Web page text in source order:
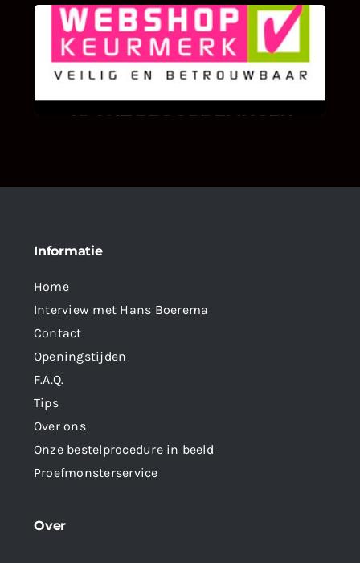
KLANT BEOORDELINGEN
We zijn er zeer op gesteld om te weten wat u
als klant van ons en onze diensten vindt.
Informatie
Home
Interview met Hans Boerema
Contact
Openingstijden
F.A.Q.
Tips
Over ons
Onze bestelprocedure in beeld
Proefmonsterservice
Over